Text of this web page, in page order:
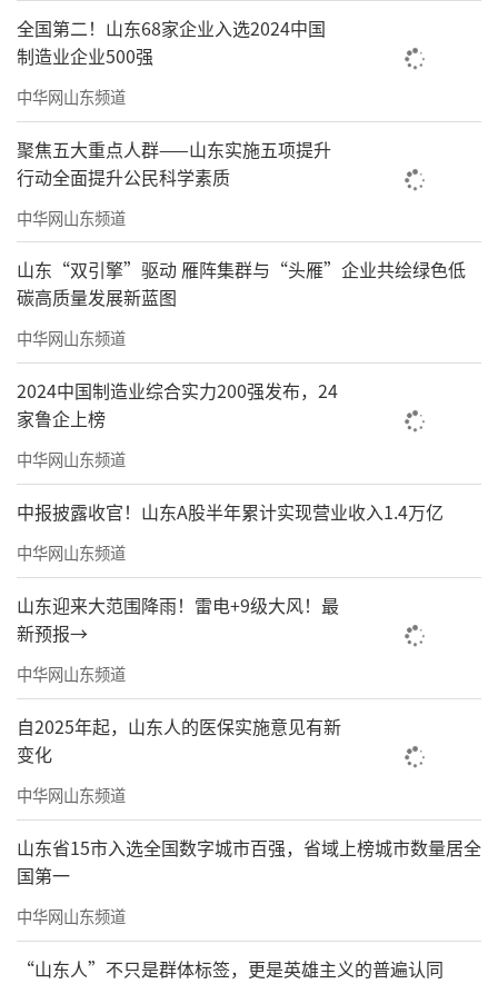
的地方，散落的垃圾在草坪上格外刺眼。“随
手打包垃圾扔进垃圾箱本是小事，随地丢弃实
在影响环境。”市民刘女士说。
生态环境问题和安全隐患也不容忽视。部
分市民随意攀折花木、破坏植被。尽管春季天
干风大，多数景区禁止明火烧烤，仍有市民不
听劝阻违规烧烤，有的还将炭灰直接倒在草坪
上。采访中，公共露营点厕所数量少、垃圾桶
不足、停车困难等问题，也成为市民吐槽焦
点。
针对这些问题，相关部门开展了配套优化
与服务保障工作。德州市杨庄河景区实行24小
时全时段管控，开启常态化广播提醒；完善精
细化服务配套，集中清理草坪中的枯枝杂草、
积存垃圾，对露营集中区硬化地面进行冲刷；
配齐配足消火栓、灭火器等设施，加密安保巡
查频次，及时劝阻违规明火烧烤行为。
德州市锦绣川景区聚焦河岸沿线、绿地核
心区域、露营集中点位等关键区域，采取“流
动巡查+定点清扫+高频捡拾”作业模式，加大
垃圾、废弃杂物清理力度，并在绿地附近增设
临时垃圾桶、停车位。“我们建立‘周末开
放、工作日修复’的绿地长效养护机制，周一
至周五对绿地修复保养，对相关设施进行检
修。”锦绣川景区管理办公室有关负责人呼
吁，亲近自然更要爱护自然，希望广大市民露
全国第二！山东68家企业入选2024中国
制造业企业500强
中华网山东频道
聚焦五大重点人群——山东实施五项提升
行动全面提升公民科学素质
中华网山东频道
山东“双引擎”驱动 雁阵集群与“头雁”企业共绘绿色低
碳高质量发展新蓝图
中华网山东频道
2024中国制造业综合实力200强发布，24
家鲁企上榜
中华网山东频道
中报披露收官！山东A股半年累计实现营业收入1.4万亿
中华网山东频道
山东迎来大范围降雨！雷电+9级大风！最
新预报→
中华网山东频道
自2025年起，山东人的医保实施意见有新
变化
中华网山东频道
山东省15市入选全国数字城市百强，省域上榜城市数量居全
国第一
中华网山东频道
“山东人”不只是群体标签，更是英雄主义的普遍认同